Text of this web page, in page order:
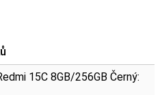
15C 8GB/256GB Černý: